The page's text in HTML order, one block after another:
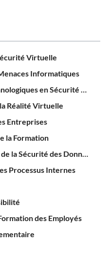
Virtuelle
Informatiques
2.2. Avancées Technologiques en Sécurité Virtuelle
Réalité Virtuelle
Entreprises
la Formation
3.2. Renforcement de la Sécurité des Données
Processus Internes
des Employés